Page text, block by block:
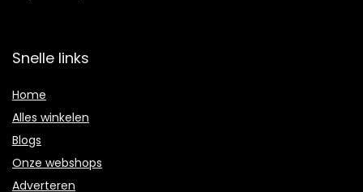
Snelle links
Home
Alles winkelen
Blogs
Onze webshops
Adverteren